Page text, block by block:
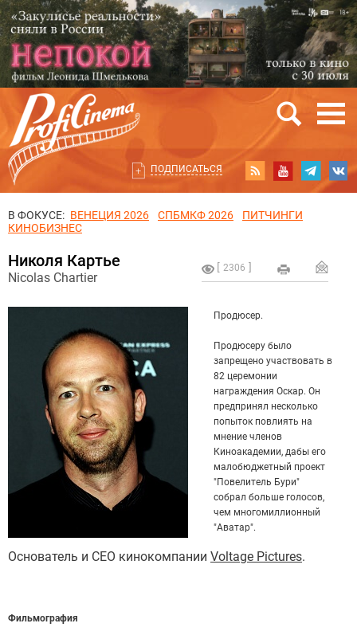
ПОДПИСАТЬСЯ
В ФОКУСЕ: ВЕНЕЦИЯ 2026 СПБМКФ 2026
ПИТЧИНГИ
КИНОБИЗНЕС
2306
Николя Картье
Nicolas Chartier
Продюсер.
Продюсеру было
запрещено участвовать в
82 церемонии
награждения Оскар. Он
предпринял несколько
попыток повлиять на
мнение членов
Киноакадемии, дабы его
малобюджетный проект
"Повелитель Бури"
собрал больше голосов,
чем многомиллионный
"Аватар".
Основатель и СЕО кинокомпании Voltage Pictures.
Фильмография